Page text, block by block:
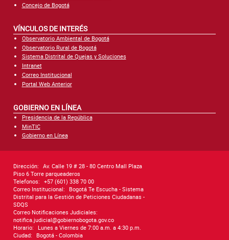
Concejo de Bogotá
VÍNCULOS DE INTERÉS
Observatorio Ambiental de Bogotá
Observatorio Rural de Bogotá
Sistema Distrital de Quejas y Soluciones
Intranet
Correo Institucional
Portal Web Anterior
GOBIERNO EN LÍNEA
Presidencia de la República
MinTIC
Gobierno en Línea
Dirección: Av. Calle 19 # 28 - 80 Centro Mall Plaza
Piso 6 Torre parqueaderos
Telefonos: +57 (601) 338 70 00
Correo Institucional:
Bogotá Te Escucha - Sistema
Distrital para la Gestión de Peticiones Ciudadanas -
SDQS
Correo Notificaciones Judiciales:
notifica.judicial@gobiernobogota.gov.co
Horario:
Lunes a Viernes de 7:00 a.m. a 4:30 p.m.
Ciudad:
Bogotá - Colombia